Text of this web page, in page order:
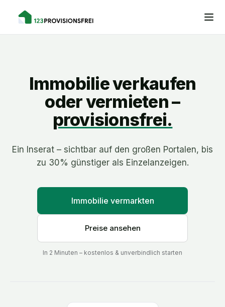
Immobilie verkaufen
oder vermieten –
provisionsfrei.
Ein Inserat – sichtbar auf den großen Portalen, bis
zu 30% günstiger als Einzelanzeigen.
Immobilie vermarkten
Preise ansehen
In 2 Minuten – kostenlos & unverbindlich starten